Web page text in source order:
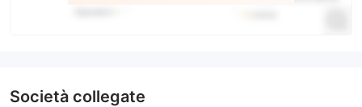
Società collegate